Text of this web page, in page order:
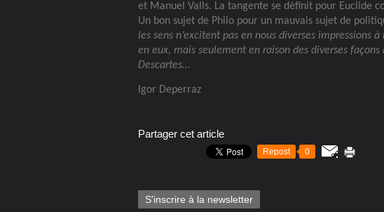
et Manuel Valls. La tangente se définit pour Euclide
Un bon sujet de Philo pour un mauvais sujet de
les sens n’excitent pas en nous diverses impressions à
en eux, mais seulement en raison des diverses
Descartes…
Igor Deperraz
Partager cet article
Repost 0
S'inscrire à la newsletter